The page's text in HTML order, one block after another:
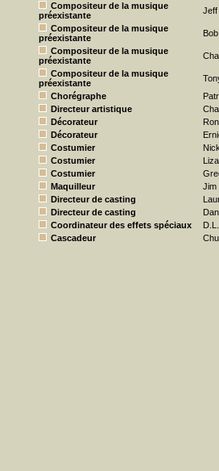
Compositeur de la musique
préexistante
Jeff
Compositeur de la musique
préexistante
Compositeur de la musique
préexistante
Compositeur de la musique
préexistante
Chorégraphe
Directeur artistique
Décorateur
Décorateur
Costumier
Costumier
Costumier
Maquilleur
Jim
Directeur de casting
Directeur de casting
Coordinateur des effets spéciaux
Cascadeur